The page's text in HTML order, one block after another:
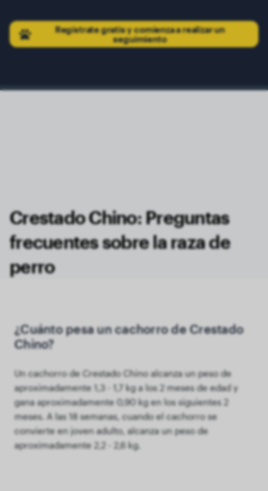
Regístrate gratis y comienza a realizar un
seguimiento
Crestado Chino: Preguntas
frecuentes sobre la raza de
perro
¿Cuánto pesa un cachorro de Crestado
Chino?
Un cachorro de Crestado Chino alcanza un peso de
aproximadamente 1,3 - 1,7 kg a los 2 meses de edad y
gana aproximadamente 0,90 kg en los siguientes 2
meses. A las 18 semanas, cuando el cachorro se
convierte en joven adulto, alcanza un peso de
aproximadamente 2,2 - 2,6 kg.